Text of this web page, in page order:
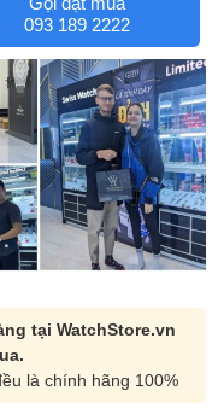
093 189 2222
tại WatchStore.vn
là chính hãng 100%
Casio Nam MTS-